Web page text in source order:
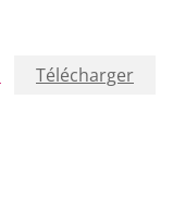
Télécharger